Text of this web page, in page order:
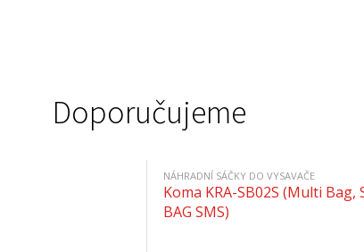
Doporučujeme
NÁHRADNÍ SÁČKY DO VYSAVAČE
Koma KRA-SB02S (Multi Bag,
BAG SMS)